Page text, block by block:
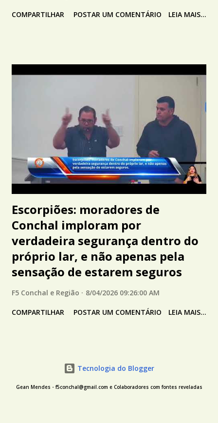
COMPARTILHAR POSTAR UM COMENTÁRIO LEIA MAIS...
Escorpiões: moradores de
Conchal imploram por
verdadeira segurança dentro do
próprio lar, e não apenas pela
sensação de estarem seguros
F5 Conchal e Região 8/04/2026 09:26:00 AM
COMPARTILHAR POSTAR UM COMENTÁRIO LEIA MAIS...
Tecnologia do Blogger
Gean Mendes - f5conchal@gmail.com e Colaboradores com fontes reveladas